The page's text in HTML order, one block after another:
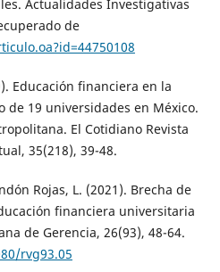
Actualidades Investigativas
de
Educación financiera en la
de 19 universidades en México.
El Cotidiano Revista
35(218), 39-48.
Rojas, L. (2021). Brecha de
financiera universitaria
de Gerencia, 26(93), 48-64.
rvg93.05